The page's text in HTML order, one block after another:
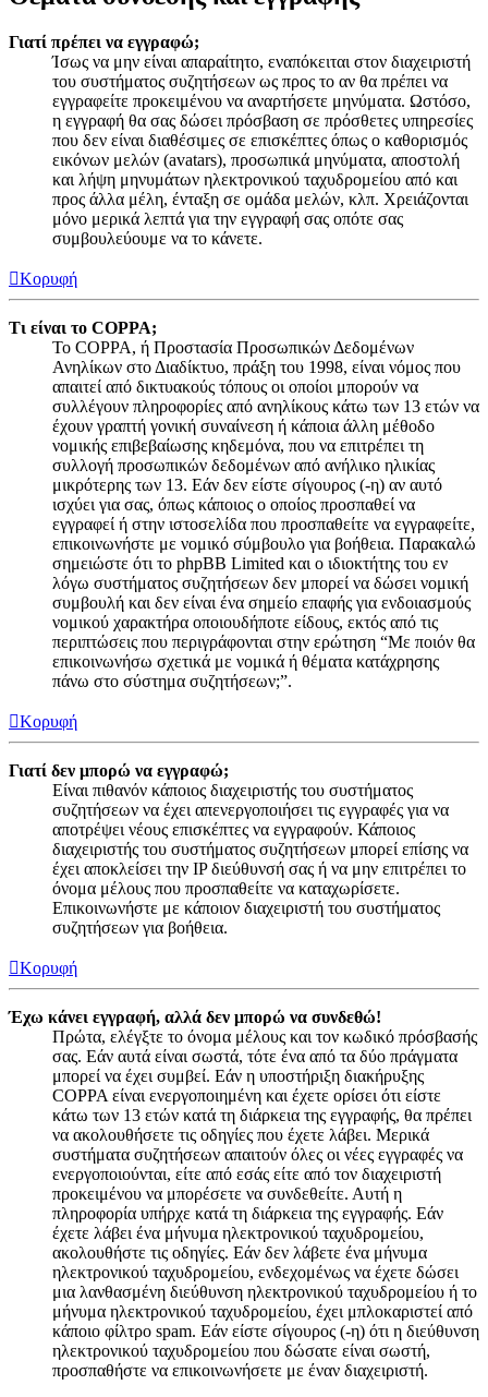
Γιατί πρέπει να εγγραφώ;
Ίσως να μην είναι απαραίτητο, εναπόκειται στον διαχειριστή
του συστήματος συζητήσεων ως προς το αν θα πρέπει να
εγγραφείτε προκειμένου να αναρτήσετε μηνύματα. Ωστόσο,
η εγγραφή θα σας δώσει πρόσβαση σε πρόσθετες υπηρεσίες
που δεν είναι διαθέσιμες σε επισκέπτες όπως ο καθορισμός
εικόνων μελών (avatars), προσωπικά μηνύματα, αποστολή
και λήψη μηνυμάτων ηλεκτρονικού ταχυδρομείου από και
προς άλλα μέλη, ένταξη σε ομάδα μελών, κλπ. Χρειάζονται
μόνο μερικά λεπτά για την εγγραφή σας οπότε σας
συμβουλεύουμε να το κάνετε.
Κορυφή
Τι είναι το COPPA;
Το COPPA, ή Προστασία Προσωπικών Δεδομένων
Ανηλίκων στο Διαδίκτυο, πράξη του 1998, είναι νόμος που
απαιτεί από δικτυακούς τόπους οι οποίοι μπορούν να
συλλέγουν πληροφορίες από ανηλίκους κάτω των 13 ετών να
έχουν γραπτή γονική συναίνεση ή κάποια άλλη μέθοδο
νομικής επιβεβαίωσης κηδεμόνα, που να επιτρέπει τη
συλλογή προσωπικών δεδομένων από ανήλικο ηλικίας
μικρότερης των 13. Εάν δεν είστε σίγουρος (-η) αν αυτό
ισχύει για σας, όπως κάποιος ο οποίος προσπαθεί να
εγγραφεί ή στην ιστοσελίδα που προσπαθείτε να εγγραφείτε,
επικοινωνήστε με νομικό σύμβουλο για βοήθεια. Παρακαλώ
σημειώστε ότι το phpBB Limited και ο ιδιοκτήτης του εν
λόγω συστήματος συζητήσεων δεν μπορεί να δώσει νομική
συμβουλή και δεν είναι ένα σημείο επαφής για ενδοιασμούς
νομικού χαρακτήρα οποιουδήποτε είδους, εκτός από τις
περιπτώσεις που περιγράφονται στην ερώτηση “Με ποιόν θα
επικοινωνήσω σχετικά με νομικά ή θέματα κατάχρησης
πάνω στο σύστημα συζητήσεων;”.
Κορυφή
Γιατί δεν μπορώ να εγγραφώ;
Είναι πιθανόν κάποιος διαχειριστής του συστήματος
συζητήσεων να έχει απενεργοποιήσει τις εγγραφές για να
αποτρέψει νέους επισκέπτες να εγγραφούν. Κάποιος
διαχειριστής του συστήματος συζητήσεων μπορεί επίσης να
έχει αποκλείσει την IP διεύθυνσή σας ή να μην επιτρέπει το
όνομα μέλους που προσπαθείτε να καταχωρίσετε.
Επικοινωνήστε με κάποιον διαχειριστή του συστήματος
συζητήσεων για βοήθεια.
Κορυφή
Έχω κάνει εγγραφή, αλλά δεν μπορώ να συνδεθώ!
Πρώτα, ελέγξτε το όνομα μέλους και τον κωδικό πρόσβασής
σας. Εάν αυτά είναι σωστά, τότε ένα από τα δύο πράγματα
μπορεί να έχει συμβεί. Εάν η υποστήριξη διακήρυξης
COPPA είναι ενεργοποιημένη και έχετε ορίσει ότι είστε
κάτω των 13 ετών κατά τη διάρκεια της εγγραφής, θα πρέπει
να ακολουθήσετε τις οδηγίες που έχετε λάβει. Μερικά
συστήματα συζητήσεων απαιτούν όλες οι νέες εγγραφές να
ενεργοποιούνται, είτε από εσάς είτε από τον διαχειριστή
προκειμένου να μπορέσετε να συνδεθείτε. Αυτή η
πληροφορία υπήρχε κατά τη διάρκεια της εγγραφής. Εάν
έχετε λάβει ένα μήνυμα ηλεκτρονικού ταχυδρομείου,
ακολουθήστε τις οδηγίες. Εάν δεν λάβετε ένα μήνυμα
ηλεκτρονικού ταχυδρομείου, ενδεχομένως να έχετε δώσει
μια λανθασμένη διεύθυνση ηλεκτρονικού ταχυδρομείου ή το
μήνυμα ηλεκτρονικού ταχυδρομείου, έχει μπλοκαριστεί από
κάποιο φίλτρο spam. Εάν είστε σίγουρος (-η) ότι η διεύθυνση
ηλεκτρονικού ταχυδρομείου που δώσατε είναι σωστή,
προσπαθήστε να επικοινωνήσετε με έναν διαχειριστή.